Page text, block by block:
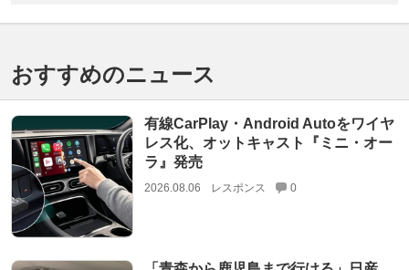
おすすめのニュース
有線CarPlay・Android Autoをワイヤ
レス化、オットキャスト『ミニ・オー
ラ』発売
2026.08.06 レスポンス 0